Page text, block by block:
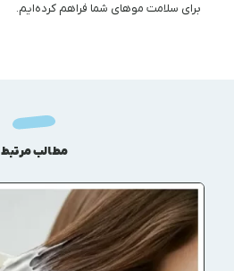
برای سلامت موهای شما فراهم کرده‌ایم.
مطالب مرتبط